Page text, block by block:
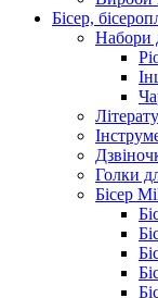
Бісер,
Набори
Голки
Бісер